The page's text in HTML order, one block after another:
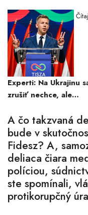
Experti: Na Ukrajinu
zrušiť nechce, ale…
A čo takzvaná
bude v
Fidesz? A,
deliaca čiara
políciou,
ste spomínali,
protikorupčný